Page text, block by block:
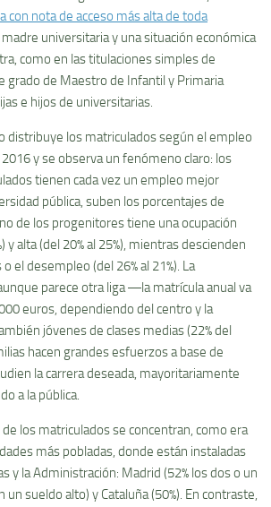
con nota de acceso más alta de toda
universitaria y una situación económica
como en las titulaciones simples de
grado de Maestro de Infantil y Primaria
e hijos de universitarias.
distribuye los matriculados según el empleo
y se observa un fenómeno claro: los
tienen cada vez un empleo mejor
pública, suben los porcentajes de
de los progenitores tiene una ocupación
y alta (del 20% al 25%), mientras descienden
el desempleo (del 26% al 21%). La
parece otra liga ―la matrícula anual va
euros, dependiendo del centro y la
jóvenes de clases medias (22% del
hacen grandes esfuerzos a base de
la carrera deseada, mayoritariamente
a la pública.
los matriculados se concentran, como era
más pobladas, donde están instaladas
y la Administración: Madrid (52% los dos o un
sueldo alto) y Cataluña (50%). En contraste,